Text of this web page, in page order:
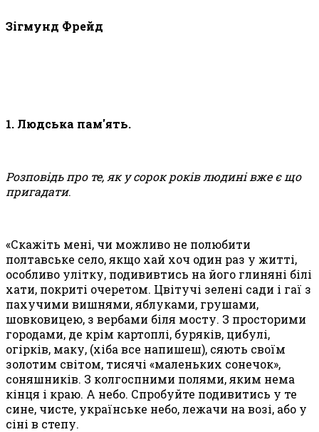
Зігмунд Фрейд
1. Людська пам'ять.
Розповідь про те, як у сорок років людинівжеє що
пригадати.
«Скажіть мені, чи можливо не полюбити
полтавське село, якщо хай хоч один раз у житті,
особливо улітку, подививтись на його глиняні білі
хати, покриті очеретом. Цвітучі зелені сади і гаї з
пахучими вишнями, яблуками, грушами,
шовковицею, з вербами біля мосту. З просторими
городами, де крім картоплі, буряків, цибулі,
огірків, маку, (хіба все напишеш), сяють своїм
золотим світом, тисячі «маленьких сонечок»,
соняшників. З колгоспними полями, яким нема
кінця і краю. А небо. Спробуйте подивитись у те
сине, чисте, українське небо, лежачи на возі, або у
сіні в степу.